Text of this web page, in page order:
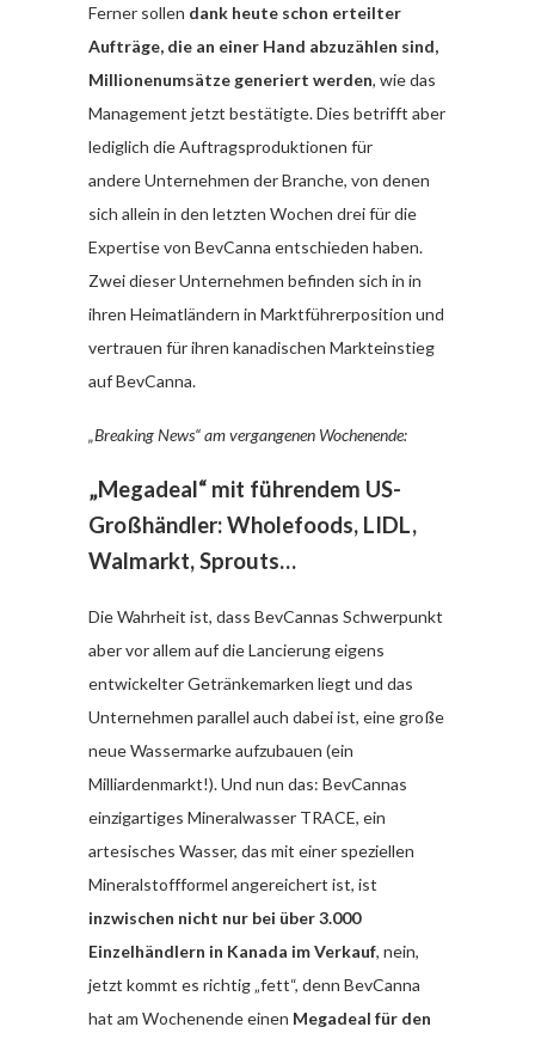
Ferner sollen dank heute schon erteilter
Aufträge, die an einer Hand abzuzählen sind,
Millionenumsätze generiert werden, wie das
Management jetzt bestätigte. Dies betrifft aber
lediglich die Auftragsproduktionen für
andere Unternehmen der Branche, von denen
sich allein in den letzten Wochen drei für die
Expertise von BevCanna entschieden haben.
Zwei dieser Unternehmen befinden sich in in
ihren Heimatländern in Marktführerposition und
vertrauen für ihren kanadischen Markteinstieg
auf BevCanna.
„Breaking News“ am vergangenen Wochenende:
„Megadeal“ mit führendem US-
Großhändler: Wholefoods, LIDL,
Walmarkt, Sprouts…
Die Wahrheit ist, dass BevCannas Schwerpunkt
aber vor allem auf die Lancierung eigens
entwickelter Getränkemarken liegt und das
Unternehmen parallel auch dabei ist, eine große
neue Wassermarke aufzubauen (ein
Milliardenmarkt!). Und nun das: BevCannas
einzigartiges Mineralwasser TRACE, ein
artesisches Wasser, das mit einer speziellen
Mineralstoffformel angereichert ist, ist
inzwischen nicht nur bei über 3.000
Einzelhändlern in Kanada im Verkauf, nein,
jetzt kommt es richtig „fett“, denn BevCanna
hat am Wochenende einen Megadeal für den